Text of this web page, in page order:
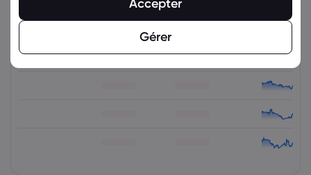
Instruments connexesAccepter
Gérer